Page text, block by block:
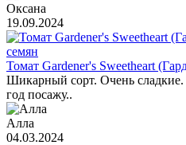
Оксана
19.09.2024
Томат Gardener's Sweetheart
Шикарный сорт. Очень
год посажу..
Алла
04.03.2024